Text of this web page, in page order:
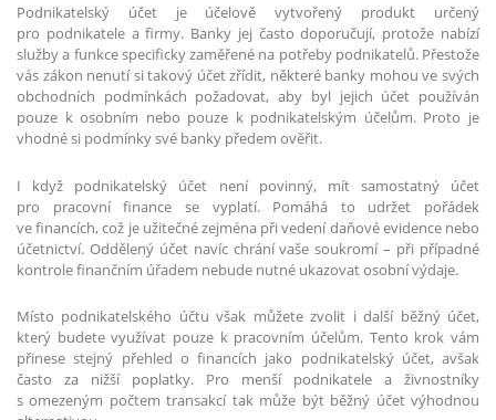
Podnikatelský účet je účelově vytvořený produkt určený
pro podnikatele a firmy. Banky jej často doporučují, protože nabízí
služby a funkce specificky zaměřené na potřeby podnikatelů. Přestože
vás zákon nenutí si takový účet zřídit, některé banky mohou ve svých
obchodních podmínkách požadovat, aby byl jejich účet používán
pouze k osobním nebo pouze k podnikatelským účelům. Proto je
vhodné si podmínky své banky předem ověřit.
I když podnikatelský účet není povinný, mít samostatný účet
pro pracovní finance se vyplatí. Pomáhá to udržet pořádek
ve financích, což je užitečné zejména při vedení daňové evidence nebo
účetnictví. Oddělený účet navíc chrání vaše soukromí – při případné
kontrole finančním úřadem nebude nutné ukazovat osobní výdaje.
Místo podnikatelského účtu však můžete zvolit i další běžný účet,
který budete využívat pouze k pracovním účelům. Tento krok vám
přinese stejný přehled o financích jako podnikatelský účet, avšak
často za nižší poplatky. Pro menší podnikatele a živnostníky
s omezeným počtem transakcí tak může být běžný účet výhodnou